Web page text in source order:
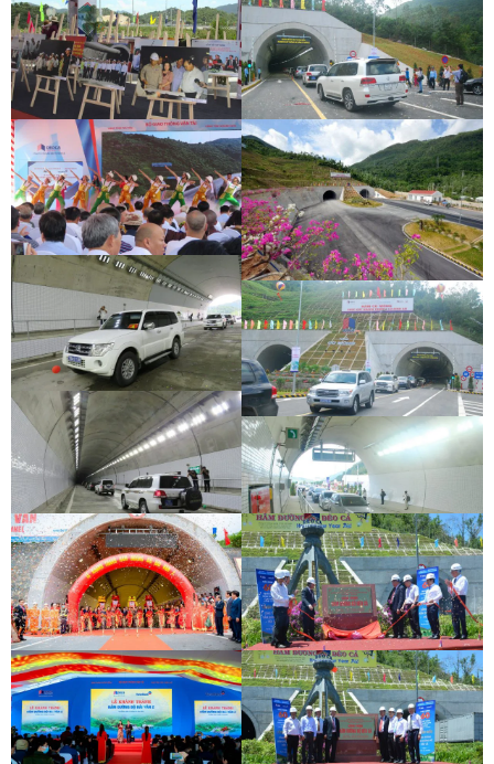
LỄ THÔNG HẦM ĐÈO CẢ
LỄ THÔNG HẦM ĐÈO CẢ
LỄ THÔNG HẦM ĐÈO CẢ
LỄ THÔNG HẦM ĐÈO CẢ
LỄ THÔNG HẦM ĐÈO CẢ
LỄ THÔNG HẦM CÙ MÔNG
LỄ THÔNG HẦM CÙ MÔNG
LỄ THÔNG HẦM CÙ MÔNG
LỄ THÔNG HẦM CÙ MÔNG
LỄ THÔNG HẦM CÙ MÔNG
KHÁNH THÀNH HẦM HẢI VÂN 2 LỄ GẮN BIỂN HẦM ĐÈO CẢ